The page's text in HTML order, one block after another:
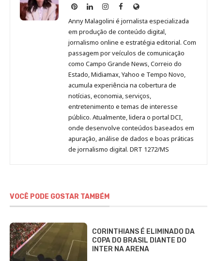
Anny
Malagolini
no
Pinterest
Anny
Malagolini
no
LinkedIn
Anny
Malagolini
no
Instagram
Anny
Malagolini
no
Facebook
Site
de
Anny
Malagolini
Anny Malagolini é jornalista especializada
em produção de conteúdo digital,
jornalismo online e estratégia editorial. Com
passagem por veículos de comunicação
como Campo Grande News, Correio do
Estado, Midiamax, Yahoo e Tempo Novo,
acumula experiência na cobertura de
notícias, economia, serviços,
entretenimento e temas de interesse
público. Atualmente, lidera o portal DCI,
onde desenvolve conteúdos baseados em
apuração, análise de dados e boas práticas
de jornalismo digital. DRT 1272/MS
VOCÊ PODE GOSTAR TAMBÉM
CORINTHIANS É ELIMINADO DA
COPA DO BRASIL DIANTE DO
INTER NA ARENA